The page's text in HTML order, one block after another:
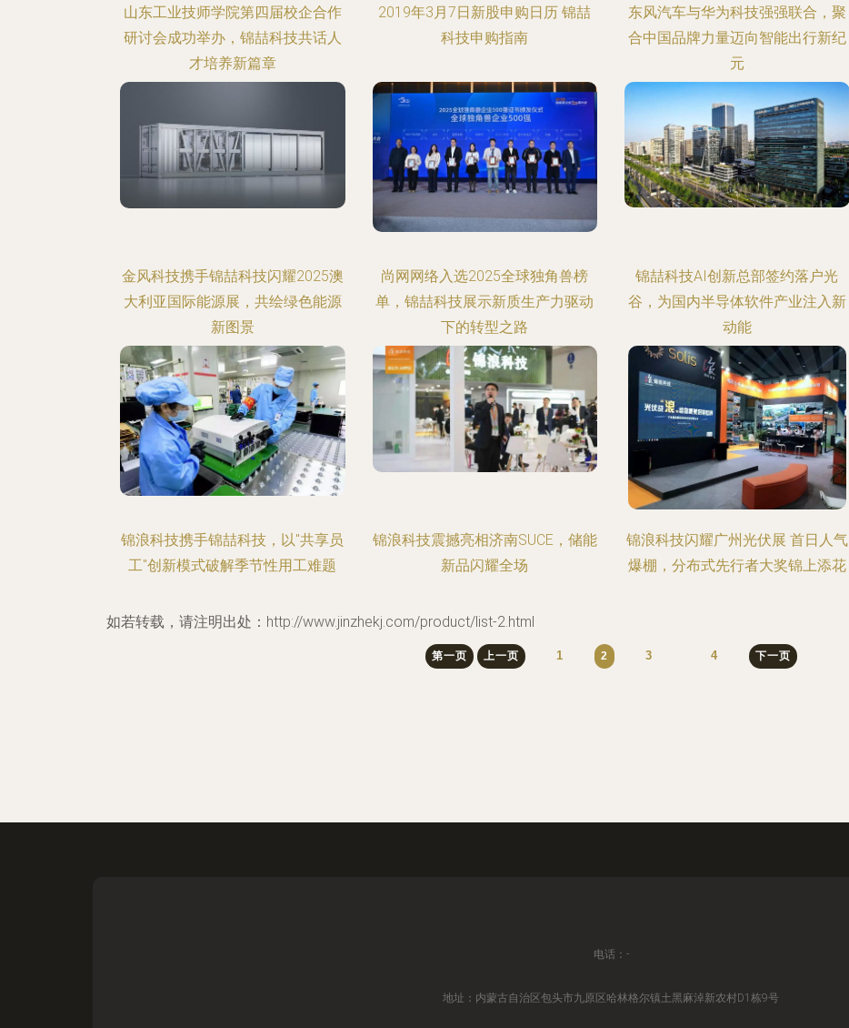
山东工业技师学院第四届校企合作
研讨会成功举办，锦喆科技共话人
才培养新篇章
2019年3月7日新股申购日历 锦喆
科技申购指南
东风汽车与华为科技强强联合，聚
合中国品牌力量迈向智能出行新纪
元
金风科技携手锦喆科技闪耀2025澳
大利亚国际能源展，共绘绿色能源
新图景
尚网网络入选2025全球独角兽榜
单，锦喆科技展示新质生产力驱动
下的转型之路
锦喆科技AI创新总部签约落户光
谷，为国内半导体软件产业注入新
动能
锦浪科技携手锦喆科技，以"共享员
工"创新模式破解季节性用工难题
锦浪科技震撼亮相济南SUCE，储能
新品闪耀全场
锦浪科技闪耀广州光伏展 首日人气
爆棚，分布式先行者大奖锦上添花
如若转载，请注明出处：http://www.jinzhekj.com/product/list-2.html
第一页 上一页 1 2 3 4 下一页
电话：-
地址：内蒙古自治区包头市九原区哈林格尔镇土黑麻淖新农村D1栋9号